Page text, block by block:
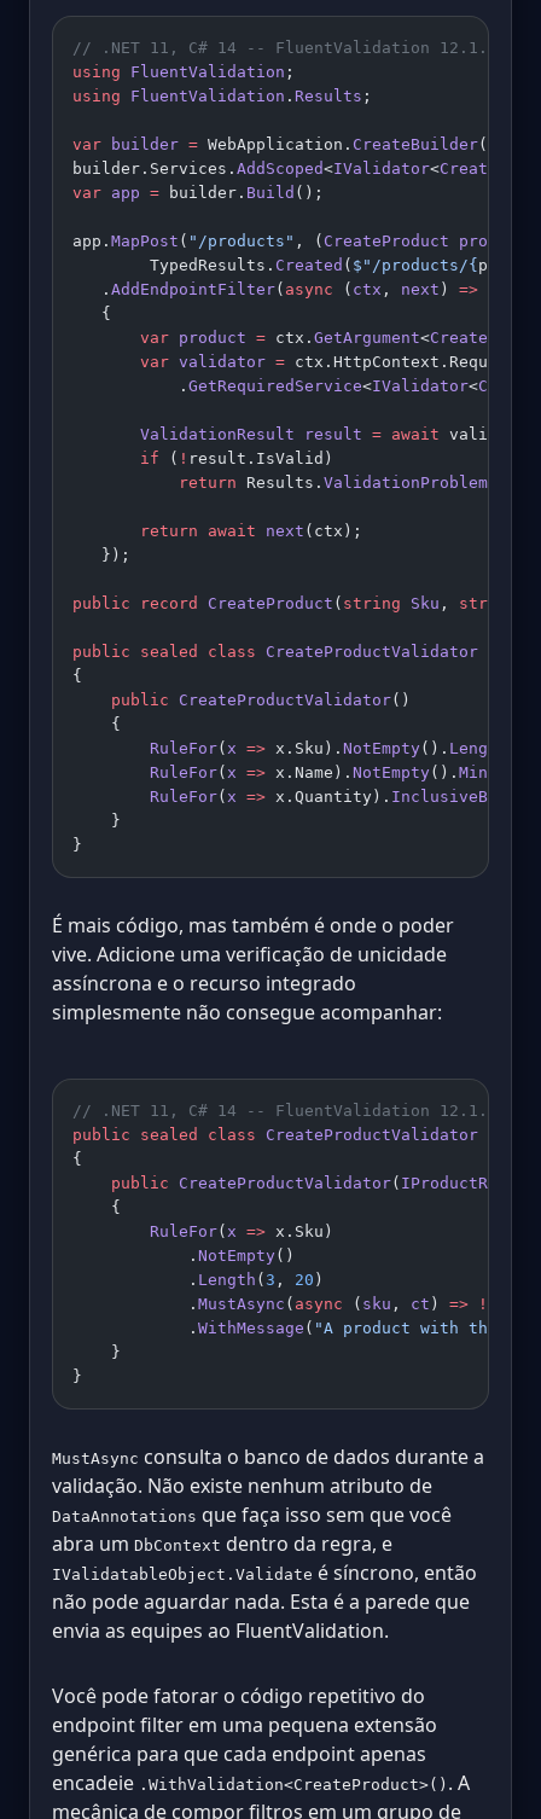
// .NET 11, C# 14 -- FluentValidation 12.1.1
using FluentValidation ;
using FluentValidation . Results ;
var builder = WebApplication. CreateBuilder
builder.Services. AddScoped<IValidator<
var app = builder. Build ();
app. MapPost ( "/products" , ( CreateProduct product
        TypedResults.
Created ( $"/products/{
   .
AddEndpointFilter( async ( ctx , next ) =>
   {
       var
product = ctx. GetArgument<
       var
validator =
           .
GetRequiredService<IValidator<
       ValidationResult
result = await
       if
( ! result.IsValid)
           return
Results. ValidationProblem
       return
await next (ctx);
   });
public record CreateProduct ( string Sku , string
public sealed class CreateProductValidator
{
    public
CreateProductValidator()
    {
        RuleFor
( x => x.Sku). NotEmpty(). Length
        RuleFor
( x => x.Name). NotEmpty().
        RuleFor
( x => x.Quantity).
    }
}
É mais código, mas também é onde o poder
vive. Adicione uma verificação de unicidade
assíncrona e o recurso integrado
simplesmente não consegue acompanhar:
// .NET 11, C# 14 -- FluentValidation 12.1.1
public sealed class CreateProductValidator
{
    public
CreateProductValidator(
    {
        RuleFor
( x => x.Sku)
            .
NotEmpty()
            .
Length ( 3 , 20 )
            .
MustAsync ( async ( sku , ct ) => !await
            .
WithMessage ( "A product with this
    }
}
MustAsync consulta o banco de dados durante a
validação. Não existe nenhum atributo de
DataAnnotations que faça isso sem que você
abra um DbContext dentro da regra, e
IValidatableObject.Validate é síncrono, então
não pode aguardar nada. Esta é a parede que
envia as equipes ao FluentValidation.
Você pode fatorar o código repetitivo do
endpoint filter em uma pequena extensão
genérica para que cada endpoint apenas
encadeie .WithValidation<CreateProduct>() . A
mecânica de compor filtros em um grupo de